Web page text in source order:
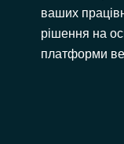
ваших
рішення на
платформи